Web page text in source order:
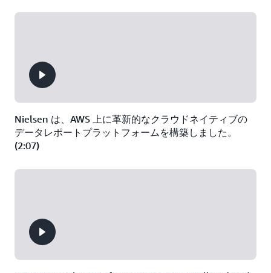
Nielsen は、AWS 上に革新的なクラウドネイティブの
データレポートプラットフォームを構築しました。
(2:07)